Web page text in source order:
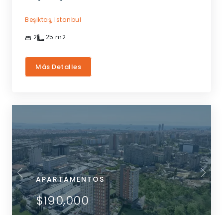
Beşiktaş, Istanbul
2 25 m2
Más Detalles
APARTAMENTOS
$190,000